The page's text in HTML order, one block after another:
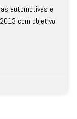
automotivas e
com objetivo